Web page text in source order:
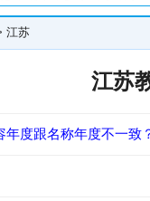
江苏
江苏
年度跟名称年度不一致